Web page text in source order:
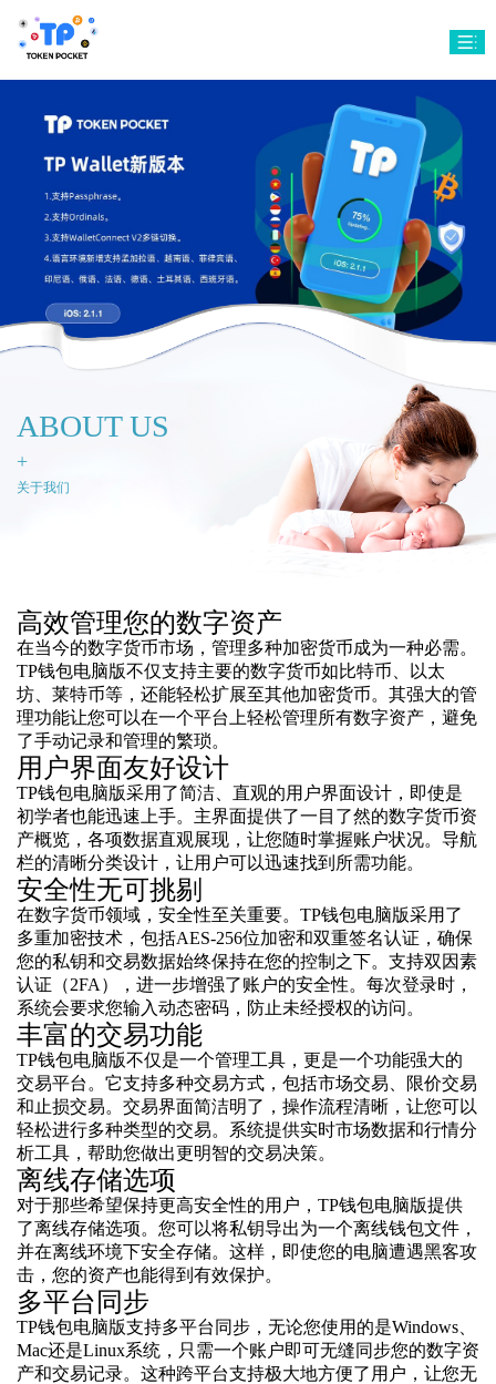
ABOUT US
+
关于我们
高效管理您的数字资产
在当今的数字货币市场，管理多种加密货币成为一种必需。
TP钱包电脑版不仅支持主要的数字货币如比特币、以太
坊、莱特币等，还能轻松扩展至其他加密货币。其强大的管
理功能让您可以在一个平台上轻松管理所有数字资产，避免
了手动记录和管理的繁琐。
用户界面友好设计
TP钱包电脑版采用了简洁、直观的用户界面设计，即使是
初学者也能迅速上手。主界面提供了一目了然的数字货币资
产概览，各项数据直观展现，让您随时掌握账户状况。导航
栏的清晰分类设计，让用户可以迅速找到所需功能。
安全性无可挑剔
在数字货币领域，安全性至关重要。TP钱包电脑版采用了
多重加密技术，包括AES-256位加密和双重签名认证，确保
您的私钥和交易数据始终保持在您的控制之下。支持双因素
认证（2FA），进一步增强了账户的安全性。每次登录时，
系统会要求您输入动态密码，防止未经授权的访问。
丰富的交易功能
TP钱包电脑版不仅是一个管理工具，更是一个功能强大的
交易平台。它支持多种交易方式，包括市场交易、限价交易
和止损交易。交易界面简洁明了，操作流程清晰，让您可以
轻松进行多种类型的交易。系统提供实时市场数据和行情分
析工具，帮助您做出更明智的交易决策。
离线存储选项
对于那些希望保持更高安全性的用户，TP钱包电脑版提供
了离线存储选项。您可以将私钥导出为一个离线钱包文件，
并在离线环境下安全存储。这样，即使您的电脑遭遇黑客攻
击，您的资产也能得到有效保护。
多平台同步
TP钱包电脑版支持多平台同步，无论您使用的是Windows、
Mac还是Linux系统，只需一个账户即可无缝同步您的数字资
产和交易记录。这种跨平台支持极大地方便了用户，让您无